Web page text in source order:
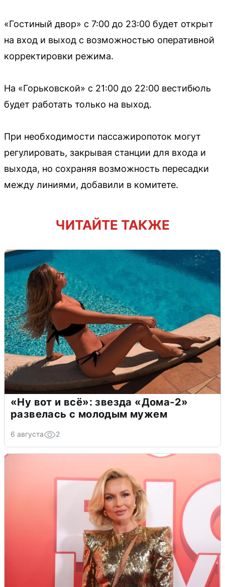
«Гостиный двор» с 7:00 до 23:00 будет открыт
на вход и выход с возможностью оперативной
корректировки режима.
На «Горьковской» с 21:00 до 22:00 вестибюль
будет работать только на выход.
При необходимости пассажиропоток могут
регулировать, закрывая станции для входа и
выхода, но сохраняя возможность пересадки
между линиями, добавили в комитете.
ЧИТАЙТЕ ТАКЖЕ
«Ну вот и всё»: звезда «Дома-2»
развелась с молодым мужем
6 августа 2